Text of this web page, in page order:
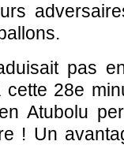
pas
28e
Atubolu
! Un